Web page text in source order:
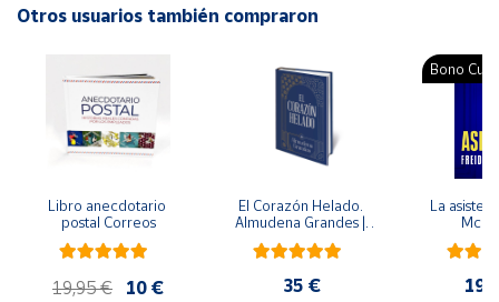
Cuenta
Península
Baleares
Editorial: Juventud
Otros usuarios también compraron
Libro anecdotario
postal Correos
19,95 € 10 €
El Corazón Helado.
Almudena Grandes |
Edición especial de
lujo | Libro con sello y
35 €
Bono
La